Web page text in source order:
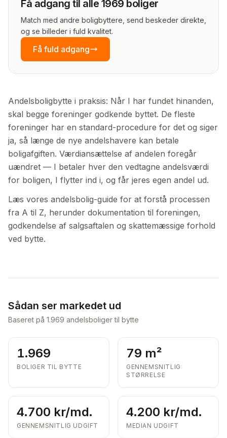
Få adgang til alle 1969 boliger
Match med andre boligbyttere, send beskeder direkte,
og se billeder i fuld kvalitet.
Få fuld adgang
Andelsboligbytte i praksis: Når I har fundet hinanden,
skal begge foreninger godkende byttet. De fleste
foreninger har en standard-procedure for det og siger
ja, så længe de nye andelshavere kan betale
boligafgiften. Værdiansættelse af andelen foregår
uændret — I betaler hver den vedtagne andelsværdi
for boligen, I flytter ind i, og får jeres egen andel ud.
Læs vores andelsbolig-guide for at forstå processen
fra A til Z, herunder dokumentation til foreningen,
godkendelse af salgsaftalen og skatte­mæssige forhold
ved bytte.
Sådan ser markedet ud
Baseret på 1.969 andelsboliger til bytte
1.969
BOLIGER TIL BYTTE
79 m²
GENNEMSNITLIG
STØRRELSE
4.700 kr/md.
GENNEMSNITLIG UDGIFT
4.200 kr/md.
MEDIAN UDGIFT